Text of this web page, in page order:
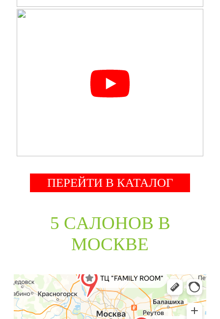
ПЕРЕЙТИ В КАТАЛОГ
5 CАЛОНОВ В
МОСКВЕ